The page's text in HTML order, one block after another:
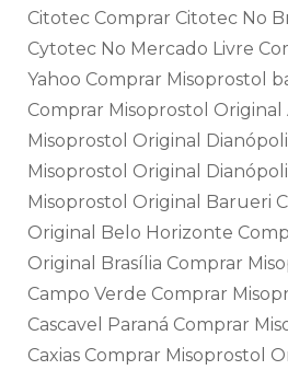
Citotec Comprar Citotec No
Cytotec No Mercado Livre
Yahoo Comprar Misoprostol
Comprar Misoprostol Original
Misoprostol Original
Misoprostol Original
Misoprostol Original Barueri
Original Belo Horizonte
Original Brasília Comprar
Campo Verde Comprar
Cascavel Paraná Comprar
Caxias Comprar Misoprostol